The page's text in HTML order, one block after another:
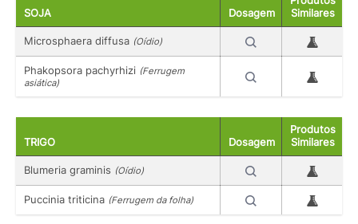
SOJA Dosagem
Similares
Microsphaera diffusa (Oídio)
Phakopsora pachyrhizi (Ferrugem
asiática)
TRIGO Dosagem
Produtos
Similares
Blumeria graminis (Oídio)
Puccinia triticina (Ferrugem da folha)